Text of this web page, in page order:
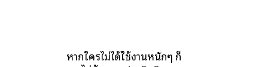
หากใครไม่ได้ใช้งานหนักๆ ก็